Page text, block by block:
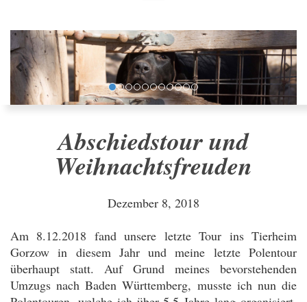
Abschiedstour und
Weihnachtsfreuden
Dezember 8, 2018
Am 8.12.2018 fand unsere letzte Tour ins Tierheim
Gorzow in diesem Jahr und meine letzte Polentour
überhaupt statt. Auf Grund meines bevorstehenden
Umzugs nach Baden Württemberg, musste ich nun die